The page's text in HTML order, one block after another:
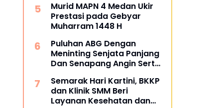
Sumatra Utara
Murid MAPN 4 Medan Ukir
Prestasi pada Gebyar
Muharram 1448 H
Puluhan ABG Dengan
Meninting Senjata Panjang
Dan Senapang Angin Serta
Semarak Hari Kartini, BKKP
dan Klinik SMM Beri
Layanan Kesehatan dan